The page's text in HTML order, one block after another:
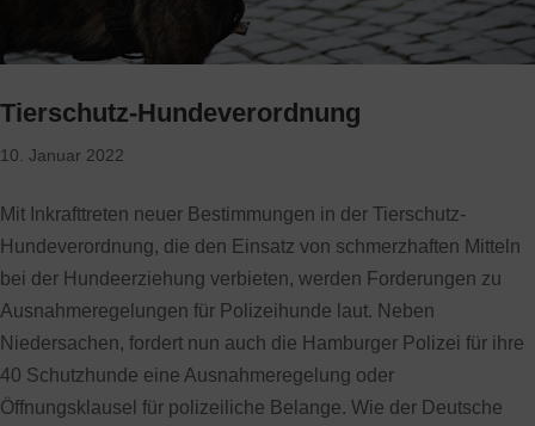
Tierschutz-Hundeverordnung
10. Januar 2022
Mit Inkrafttreten neuer Bestimmungen in der Tierschutz-
Hundeverordnung, die den Einsatz von schmerzhaften Mitteln
bei der Hundeerziehung verbieten, werden Forderungen zu
Ausnahmeregelungen für Polizeihunde laut. Neben
Niedersachen, fordert nun auch die Hamburger Polizei für ihre
40 Schutzhunde eine Ausnahmeregelung oder
Öffnungsklausel für polizeiliche Belange. Wie der Deutsche